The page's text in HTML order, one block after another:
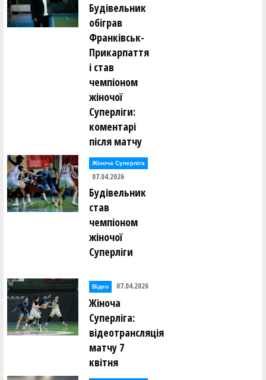
Будівельник
обіграв
Франківськ-
Прикарпаття
і став
чемпіоном
жіночої
Суперліги:
коментарі
після матчу
Жіноча Суперліга
07.04.2026
Будівельник
став
чемпіоном
жіночої
Суперліги
Відео 07.04.2026
Жіноча
Суперліга:
відеотрансляція
матчу 7
квітня